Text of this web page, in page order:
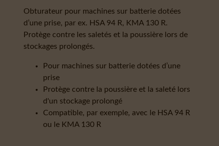
Obturateur pour machines sur batterie dotées
d’une prise, par ex. HSA 94 R, KMA 130 R.
Protège contre les saletés et la poussière lors de
stockages prolongés.
Pour machines sur batterie dotées d’une
prise
Protège contre la poussière et la saleté lors
d'un stockage prolongé
Compatible, par exemple, avec le HSA 94 R
ou le KMA 130 R